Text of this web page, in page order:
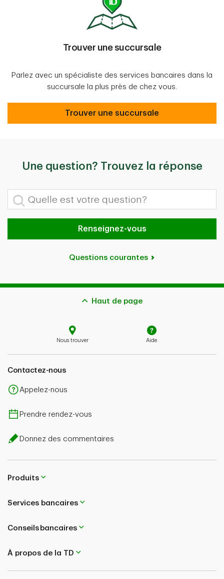
Trouver une succursale
Parlez avec un spécialiste des services bancaires dans la
succursale la plus près de chez vous.
Trouver une succursale
Trouver une succursale
Une question? Trouvez la réponse
Quelle est votre question?
Renseignez-vous
Questions courantes
Haut de page
Nous trouver Aide
Contactez-nous
Appelez-nous
Prendre rendez-vous
Donnez des commentaires
Produits
Services bancaires
Conseils bancaires
À propos de la TD